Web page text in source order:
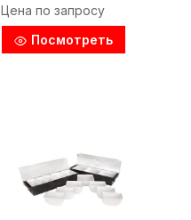
Цена по запросу
Посмотреть